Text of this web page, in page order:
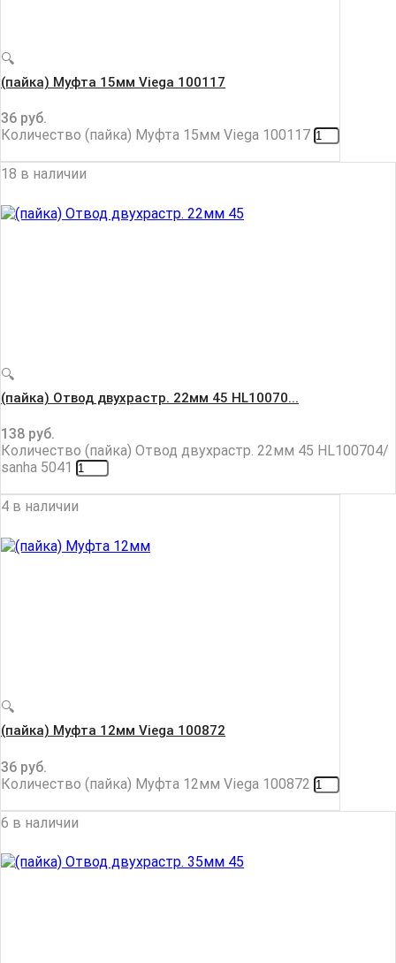
🔍
(пайка) Муфта 15мм Viega 100117
36 руб.
Количество (пайка) Муфта 15мм Viega 100117
18 в наличии
🔍
(пайка) Отвод двухрастр. 22мм 45 HL10070...
138 руб.
Количество (пайка) Отвод двухрастр. 22мм 45 HL100704/
sanha 5041
4 в наличии
🔍
(пайка) Муфта 12мм Viega 100872
36 руб.
Количество (пайка) Муфта 12мм Viega 100872
6 в наличии